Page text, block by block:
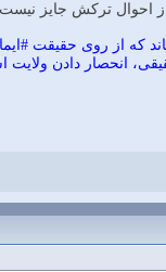
احوال تركش جايز نيست
از روى حقيقت
انحصار دادن